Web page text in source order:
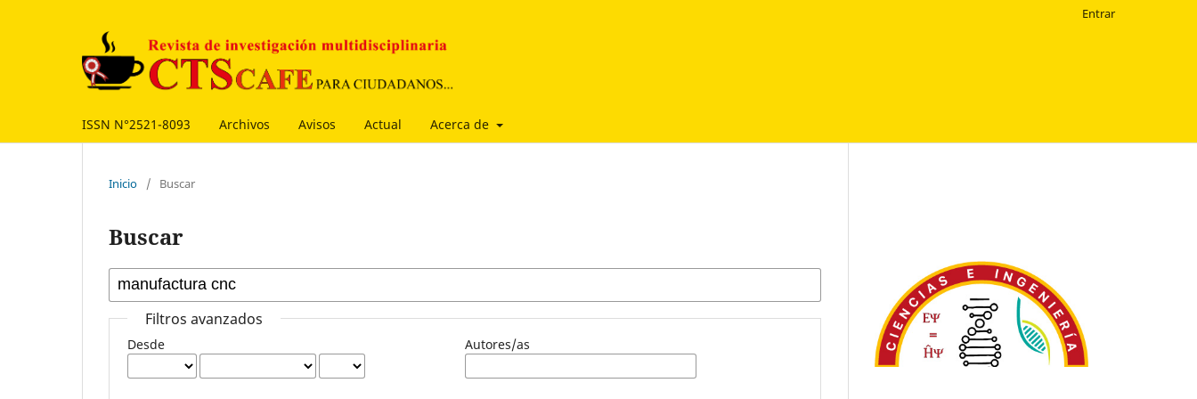
ISSN N°2521-8093 Archivos Avisos Actual Acerca de
Entrar
Inicio / Buscar
Buscar
Filtros avanzados
Desde Autores/as